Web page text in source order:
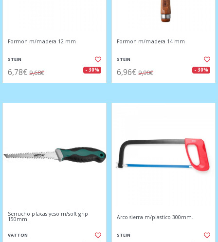
Formon m/madera 12 mm
STEIN
6,78€ 9,68€ - 30%
Formon m/madera 14 mm
STEIN
6,96€ 9,90€ - 30%
Serrucho placas yeso m/soft grip
150mm.
VATTON
Arco sierra m/plastico 300mm.
STEIN